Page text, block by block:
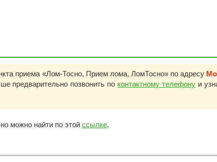
приема «Лом-Тосно, Прием лома, ЛомТосно» по адресу
предварительно позвонить по контактному телефону и
можно найти по этой ссылке.